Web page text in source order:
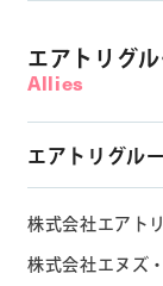
エアトリグ
Allies
エアトリグル
株式会社エアトリ
株式会社エヌズ